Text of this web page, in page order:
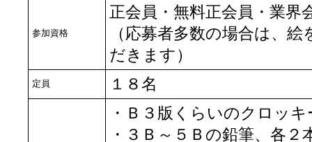
参加資格
正会員・無料正会員・業界
（応募者多数の場合は、
だきます）
定員 １８名
・Ｂ３版くらいのクロッキ
・３Ｂ～５Ｂの鉛筆、各